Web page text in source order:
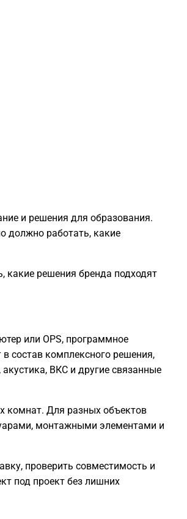
и решения для образования.
должно работать, какие
какие решения бренда подходят
или OPS, программное
состав комплексного решения,
ВКС и другие связанные
комнат. Для разных объектов
монтажными элементами и
проверить совместимость и
под проект без лишних